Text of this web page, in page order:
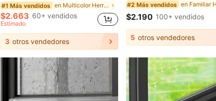
#1 Más vendidos en Multicolor Herrajes para ventanas
$2.663 60+ vendidos
Estimado
3 otros vendedores
#2 Más vendidos
$2.190 100+ vendidos
5 otros vendedores